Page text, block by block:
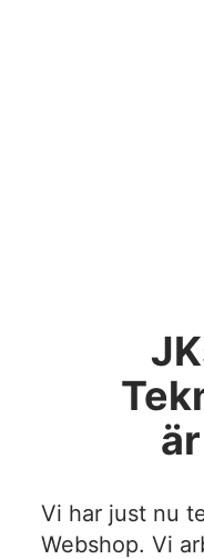
Vi har just nu
Webshop. Vi